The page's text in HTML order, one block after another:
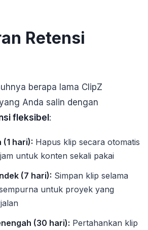
Retensi
berapa lama ClipZ
Anda salin dengan
fleksibel :
(1 hari): Hapus klip secara otomatis
untuk konten sekali pakai
(7 hari): Simpan klip selama
untuk proyek yang
(30 hari): Pertahankan klip